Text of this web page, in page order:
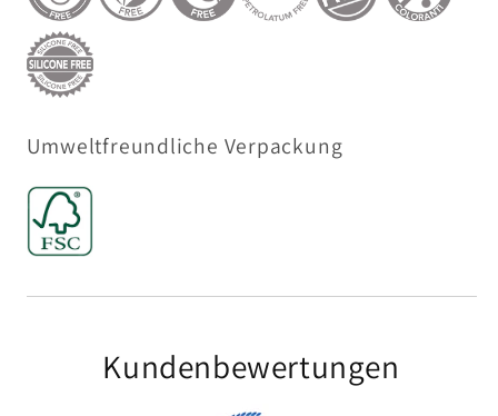
Umweltfreundliche Verpackung
Kundenbewertungen